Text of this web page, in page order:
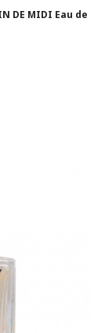
DE MIDI Eau de